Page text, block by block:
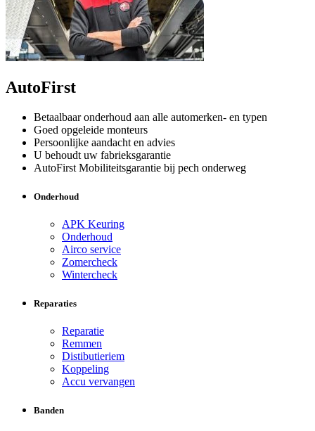
AutoFirst
Betaalbaar onderhoud aan alle automerken- en typen
Goed opgeleide monteurs
Persoonlijke aandacht en advies
U behoudt uw fabrieksgarantie
AutoFirst Mobiliteitsgarantie bij pech onderweg
Onderhoud
APK Keuring
Onderhoud
Airco service
Zomercheck
Wintercheck
Reparaties
Reparatie
Remmen
Distibutieriem
Koppeling
Accu vervangen
Banden